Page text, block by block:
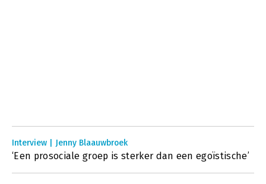
Interview | Jenny Blaauwbroek
‘Een prosociale groep is sterker dan een egoïstische’